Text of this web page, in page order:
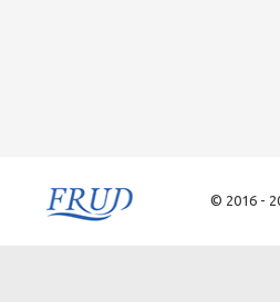
© 2016 -